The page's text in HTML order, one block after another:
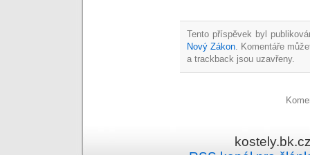
Tento příspěvek byl
Nový Zákon . Komentáře
a trackback jsou uzavřeny.